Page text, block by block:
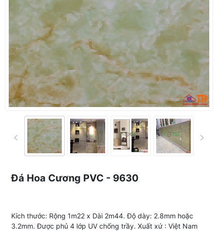
Đá Hoa Cương PVC - 9630
Kích thước: Rộng 1m22 x Dài 2m44. Độ dày: 2.8mm hoặc
3.2mm. Được phủ 4 lớp UV chống trầy. Xuất xứ : Việt Nam